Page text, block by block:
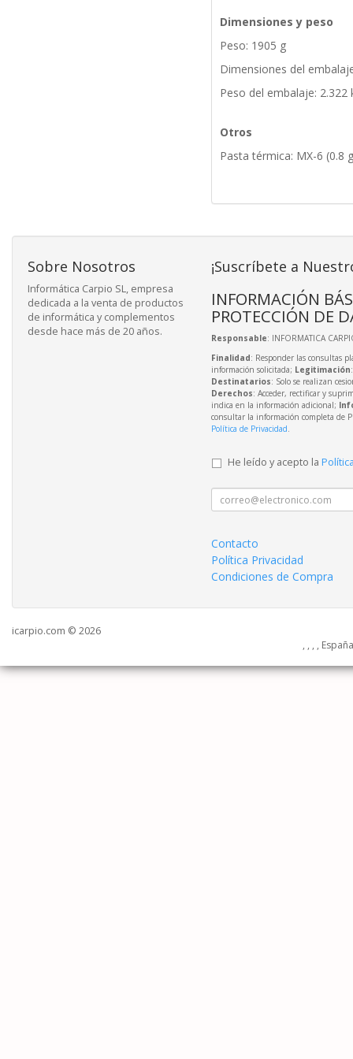
Dimensiones y peso
Peso: 1905 g
Dimensiones del
Peso del embalaje: 2.322
Otros
Pasta térmica: MX-6 (0.8
Sobre Nosotros
Informática Carpio SL, empresa
dedicada a la venta de productos
de informática y complementos
desde hace más de 20 años.
¡Suscríbete a
INFORMACIÓN
PROTECCIÓN DE
Responsable: INFORMATICA
Finalidad: Responder las consultas
información solicitada; Legitimación
Destinatarios: Solo se realizan
Derechos: Acceder, rectificar y
indica en la información adicional;
consultar la información completa de
Política de Privacidad.
He leído y acepto la
Contacto
Política Privacidad
Condiciones de Compra
icarpio.com © 2026
, , , ,